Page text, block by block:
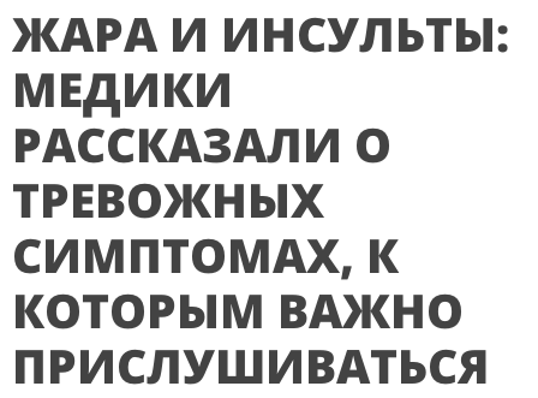
ЖАРА И ИНСУЛЬТЫ:
МЕДИКИ
РАССКАЗАЛИ О
ТРЕВОЖНЫХ
СИМПТОМАХ, К
КОТОРЫМ ВАЖНО
ПРИСЛУШИВАТЬСЯ